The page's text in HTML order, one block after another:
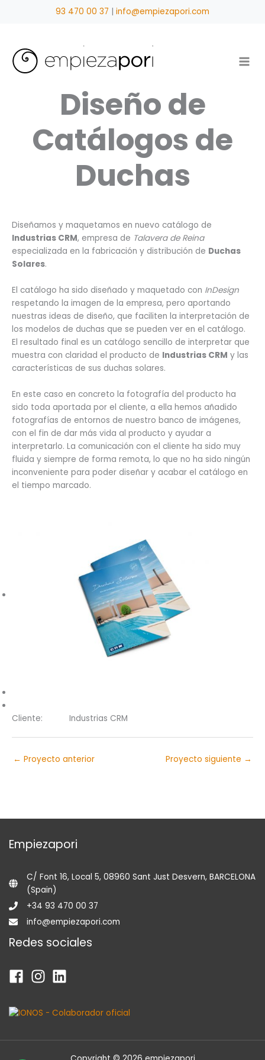
93 470 00 37 | info@empiezapori.com
Diseño de
Catálogos de
Duchas
Diseñamos y maquetamos en nuevo catálogo de
Industrias CRM, empresa de Talavera de Reina
especializada en la fabricación y distribución de Duchas
Solares.
El catálogo ha sido diseñado y maquetado con InDesign
respetando la imagen de la empresa, pero aportando
nuestras ideas de diseño, que faciliten la interpretación de
los modelos de duchas que se pueden ver en el catálogo.
El resultado final es un catálogo sencillo de interpretar que
muestra con claridad el producto de Industrias CRM y las
características de sus duchas solares.
En este caso en concreto la fotografía del producto ha
sido toda aportada por el cliente, a ella hemos añadido
fotografías de entornos de nuestro banco de imágenes,
con el fin de dar más vida al producto y ayudar a
interpretarlo. La comunicación con el cliente ha sido muy
fluida y siempre de forma remota, lo que no ha sido ningún
inconveniente para poder diseñar y acabar el catálogo en
el tiempo marcado.
Cliente: Industrias CRM
← Proyecto anterior Proyecto siguiente →
Empiezapori
C/ Font 16, Local 5, 08960 Sant Just Desvern, BARCELONA
(Spain)
+34 93 470 00 37
info@empiezapori.com
Redes sociales